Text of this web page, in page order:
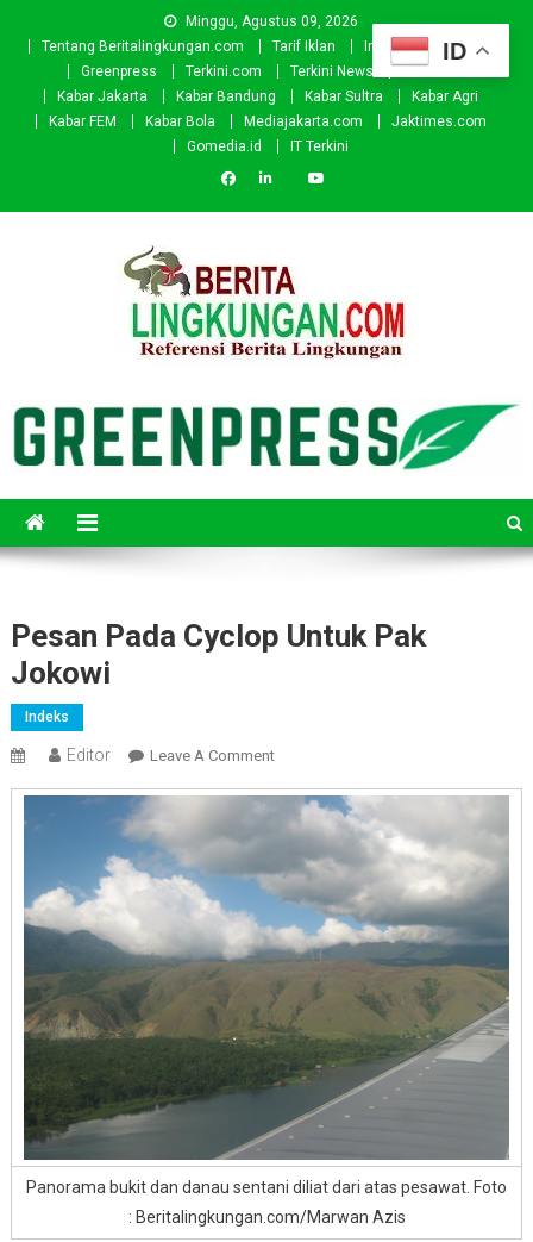
Minggu, Agustus 09, 2026
Tentang Beritalingkungan.com
Tarif Iklan Investor
Donasi
Greenpress
Terkini.com Terkini News
Kabar.id
Kabar Jakarta
Kabar Bandung Kabar Sultra
Kabar Agri
Kabar FEM
Kabar Bola Mediajakarta.com
Jaktimes.com
Gomedia.id
IT Terkini
Pesan Pada Cyclop Untuk Pak
Jokowi
Indeks
Editor Leave A CommentOn
Pada
Cyclop
Untuk
Pak
Jokowi
Panorama bukit dan danau sentani diliat dari atas pesawat. Foto
: Beritalingkungan.com/Marwan Azis
ID